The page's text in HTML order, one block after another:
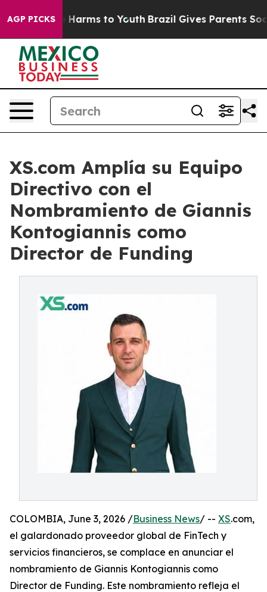
AGP PICKS
Abate Harms to Youth Brazil Gives Parents Social
XS.com Amplía su Equipo
Directivo con el
Nombramiento de Giannis
Kontogiannis como
Director de Funding
COLOMBIA, June 3, 2026 /Business News/ -- XS.com,
el galardonado proveedor global de FinTech y
servicios financieros, se complace en anunciar el
nombramiento de Giannis Kontogiannis como
Director de Funding. Este nombramiento refleja el